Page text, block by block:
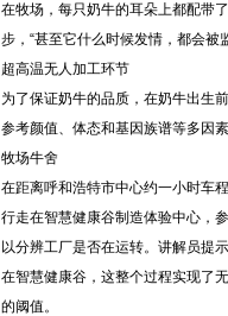
在牧场，每只奶牛的耳朵上都配带
步，“甚至它什么时候发情，都会被
超高温无人加工环节
为了保证奶牛的品质，在奶牛出生
参考颜值、体态和基因族谱等多因
牧场牛舍
在距离呼和浩特市中心约一小时车
行走在智慧健康谷制造体验中心，
以分辨工厂是否在运转。讲解员提
在智慧健康谷，这整个过程实现了
的阈值。